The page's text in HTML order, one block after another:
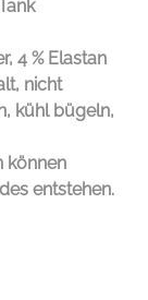
4 % Elastan
nicht
kühl bügeln,
können
entstehen.